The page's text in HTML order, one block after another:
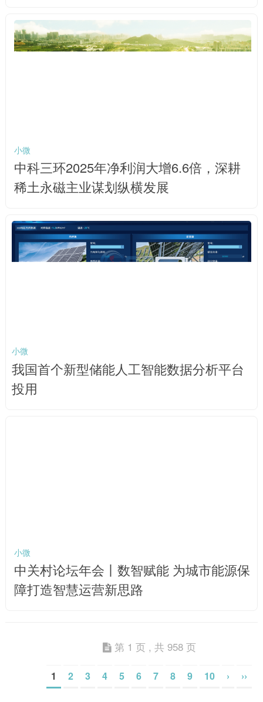
小微
中科三环2025年净利润大增6.6倍，深耕
稀土永磁主业谋划纵横发展
小微
我国首个新型储能人工智能数据分析平台
投用
小微
中关村论坛年会丨数智赋能 为城市能源保
障打造智慧运营新思路
第 1 页 , 共 958 页
1 2 3 4 5 6 7 8 9 10 › ››